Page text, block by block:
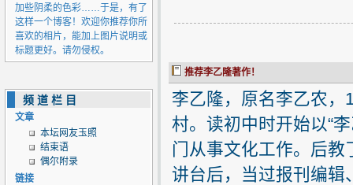
加些阴柔的色彩……于是，有了
这样一个博客！欢迎你推荐你所
喜欢的相片，能加上图片说明或
标题更好。请勿侵权。
频道栏目
文章
本坛网友玉照
结束语
偶尔附录
链接
推荐李乙隆著作！
李乙隆，原名李乙农，
村。读初中时开始以“
门从事文化工作。后
讲台后，当过报刊编